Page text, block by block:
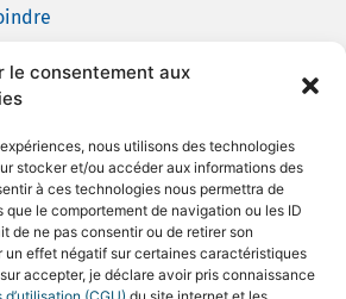
le consentement aux
nous utilisons des technologies
stocker et/ou accéder aux informations des
à ces technologies nous permettra de
que le comportement de navigation ou les ID
de ne pas consentir ou de retirer son
effet négatif sur certaines caractéristiques
accepter, je déclare avoir pris connaissance
légales et CGU